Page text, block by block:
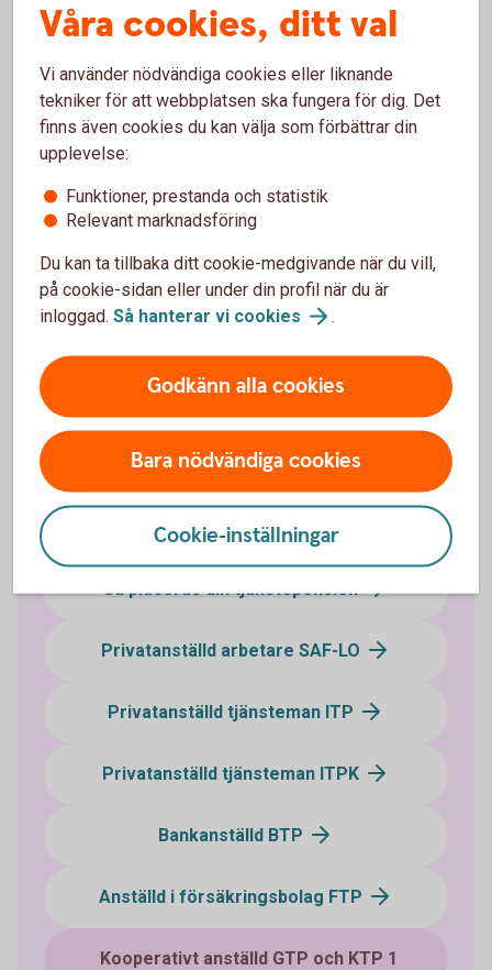
Välj vår fondförsäkring
Vi vill gärna hjälpa dig med pensionsvalet. Gör du inget val
placeras tjänstepensionen i en traditionell försäkring utan
återbetalningsskydd hos Folksam Liv.
Gör ditt pensionsval
Läs mer om tjänstepension i försäkringsbranschen
och gör ditt val.
Pensionsvalet
Vilket avtalsområde tillhör du?
Så placeras din tjänstepension
Privatanställd arbetare SAF-LO
Privatanställd tjänsteman ITP
Privatanställd tjänsteman ITPK
Bankanställd BTP
Anställd i försäkringsbolag FTP
Kooperativt anställd GTP och KTP 1
Våra cookies, ditt val
Vi använder nödvändiga cookies eller liknande
tekniker för att webbplatsen ska fungera för dig. Det
finns även cookies du kan välja som förbättrar din
upplevelse:
Funktioner, prestanda och statistik
Relevant marknadsföring
Du kan ta tillbaka ditt cookie-medgivande när du vill,
på cookie-sidan eller under din profil när du är
inloggad. Så hanterar vi cookies .
Godkänn alla cookies
Bara nödvändiga cookies
Cookie-inställningar